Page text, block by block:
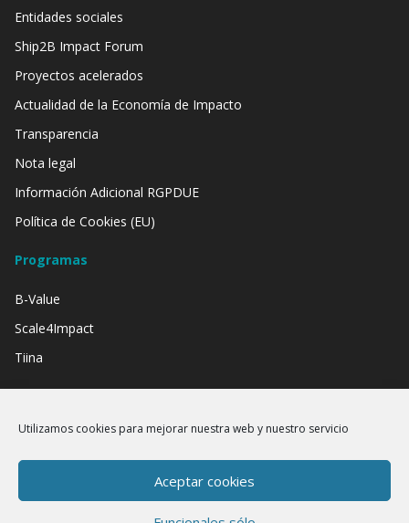
Utilizamos cookies para mejorar nuestra web y nuestro servicio
Aceptar cookies
Entidades sociales
Ship2B Impact Forum
Proyectos acelerados
Actualidad de la Economía de Impacto
Transparencia
Nota legal
Información Adicional RGPDUE
Política de Cookies (EU)
Programas
B-Value
Scale4Impact
Tiina